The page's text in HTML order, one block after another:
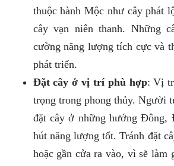
thuộc hành Mộc như cây phát
cây vạn niên thanh. Những
cường năng lượng tích cực và
phát triển.
Đặt cây ở vị trí phù hợp: Vị
trọng trong phong thủy. Người
đặt cây ở những hướng Đông,
hút năng lượng tốt. Tránh đặt
hoặc gần cửa ra vào, vì sẽ làm